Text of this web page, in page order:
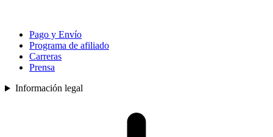
Pago y Envío
Programa de afiliado
Carreras
Prensa
Información legal